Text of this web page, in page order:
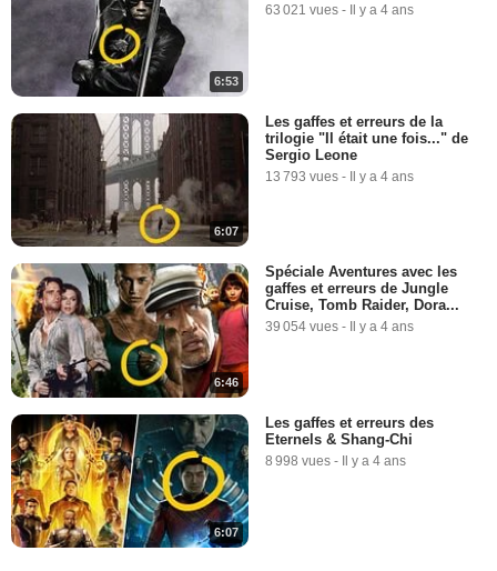
6:53
63 021 vues - Il y a 4 ans
6:07
Les gaffes et erreurs de la
trilogie "Il était une fois..." de
Sergio Leone
13 793 vues - Il y a 4 ans
6:46
Spéciale Aventures avec les
gaffes et erreurs de Jungle
Cruise, Tomb Raider, Dora...
39 054 vues - Il y a 4 ans
6:07
Les gaffes et erreurs des
Eternels & Shang-Chi
8 998 vues - Il y a 4 ans